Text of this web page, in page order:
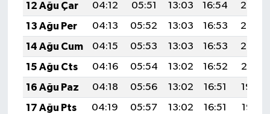
12 Ağu Çar
04:12 05:51 13:03 16:54
20:05
13 Ağu Per
04:13 05:52 13:03 16:53
20:03
14 Ağu Cum
04:15 05:53 13:03 16:53
20:02
15 Ağu Cts
04:16 05:54 13:02 16:52
20:01
16 Ağu Paz
04:18 05:56 13:02 16:51
19:59
17 Ağu Pts
04:19 05:57 13:02 16:51
19:58